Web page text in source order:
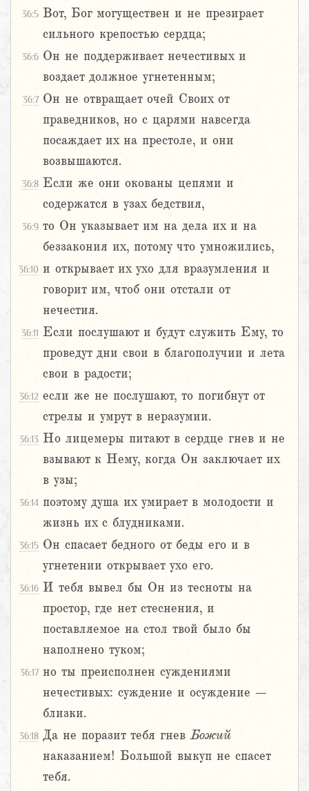
36:5 Вот, Бог могуществен и не презирает
сильного крепостью сердца;
36:6 Он не поддерживает нечестивых и
воздает должное угнетенным;
36:7 Он не отвращает очей Своих от
праведников, но с царями навсегда
посаждает их на престоле, и они
возвышаются.
36:8 Если же они окованы цепями и
содержатся в узах бедствия,
36:9 то Он указывает им на дела их и на
беззакония их, потому что умножились,
36:10 и открывает их ухо для вразумления и
говорит им, чтоб они отстали от
нечестия.
36:11 Если послушают и будут служить Ему, то
проведут дни свои в благополучии и лета
свои в радости;
36:12 если же не послушают, то погибнут от
стрелы и умрут в неразумии.
36:13 Но лицемеры питают в сердце гнев и не
взывают к Нему, когда Он заключает их
в узы;
36:14 поэтому душа их умирает в молодости и
жизнь их с блудниками.
36:15 Он спасает бедного от беды его и в
угнетении открывает ухо его.
36:16 И тебя вывел бы Он из тесноты на
простор, где нет стеснения, и
поставляемое на стол твой было бы
наполнено туком;
36:17 но ты преисполнен суждениями
нечестивых: суждение и осуждение –
близки.
36:18 Да не поразит тебя гневБожий
наказанием! Большой выкуп не спасет
тебя.